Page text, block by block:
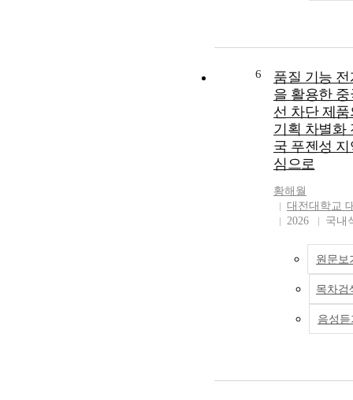
targeting the right
reefs. Both
the sunscreens are
significantly
anemones
symbionts, as the
provide partial
the animals by
the photoxins.
that "bleached"
have expelled
would be
vulnerable to
from sunscreens.
that
sunscreen
regulation, and
6
품질 기능
을 활용한
선 차단 제
기획 차별화
국 푸젠성
심으로
황해월
대전대학교
2026
국내
원문보
목차검
음성듣